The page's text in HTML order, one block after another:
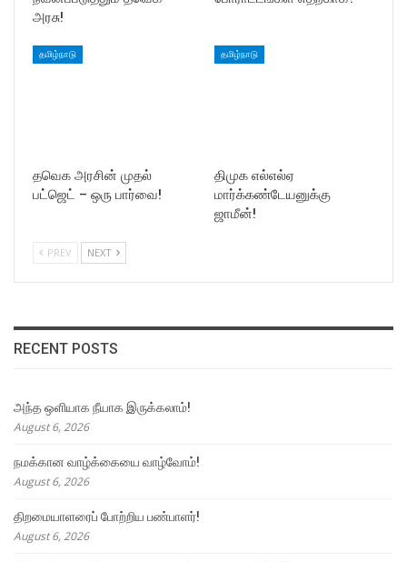
அரசு!
தமிழ்நாடு
தவெக அரசின் முதல்
பட்ஜெட் – ஒரு பார்வை!
தமிழ்நாடு
திமுக எல்எல்ஏ
மார்க்கண்டேயனுக்கு
ஜாமீன்!
PREV NEXT
RECENT POSTS
அந்த ஒளியாக நீயாக இருக்கலாம்!
August 6, 2026
நமக்கான வாழ்க்கையை வாழ்வோம்!
August 6, 2026
திறமையாளரைப் போற்றிய பண்பாளர்!
August 6, 2026